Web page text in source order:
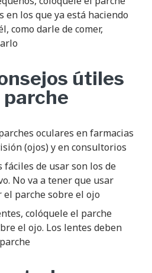
en los que ya está haciendo
como darle de comer,
útiles
oculares en farmacias
(ojos) y en consultorios
fáciles de usar son los de
No va a tener que usar
parche sobre el ojo
colóquele el parche
el ojo. Los lentes deben